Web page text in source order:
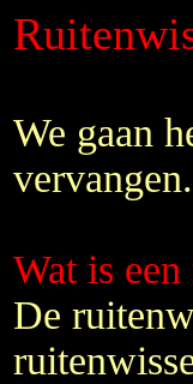
We gaan
vervangen.
Wat is
De